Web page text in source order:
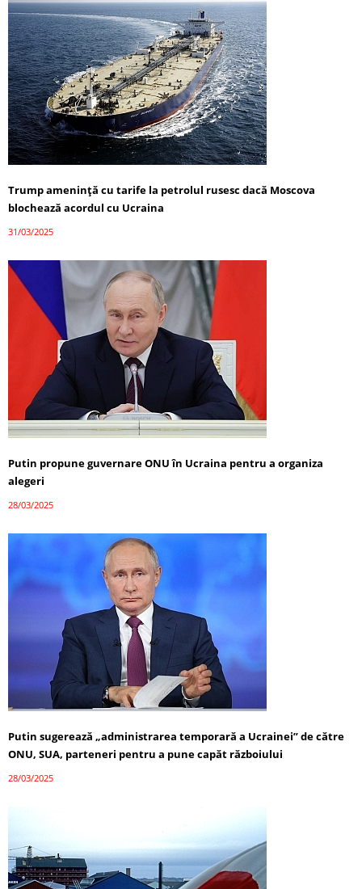
Trump amenință cu tarife la petrolul rusesc dacă Moscova
blochează acordul cu Ucraina
31/03/2025
Putin propune guvernare ONU în Ucraina pentru a organiza
alegeri
28/03/2025
Putin sugerează „administrarea temporară a Ucrainei” de către
ONU, SUA, parteneri pentru a pune capăt războiului
28/03/2025